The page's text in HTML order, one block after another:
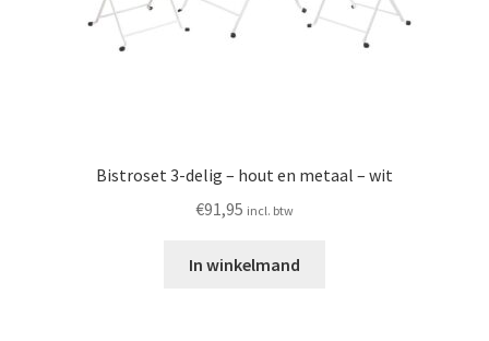
Bistroset 3-delig – hout en metaal – wit
€91,95 incl. btw
In winkelmand